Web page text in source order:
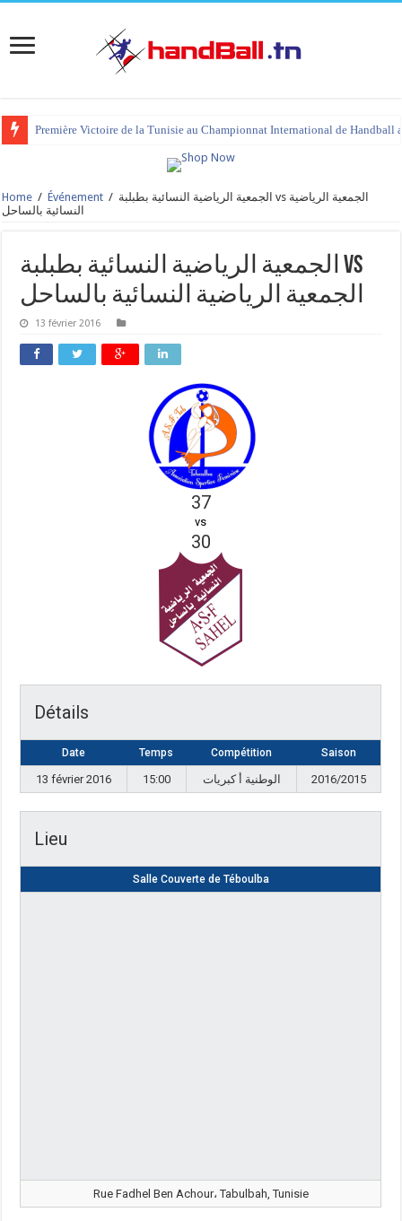
Première Victoire de la Tunisie au Championnat International de Handball
Home / Événement / الجمعية الرياضية النسائية بطبلبة vs الجمعية الرياضية
النسائية بالساحل
الجمعية الرياضية النسائية بطبلبة vs
الجمعية الرياضية النسائية بالساحل
13 février 2016
37
vs
30
Détails
Date Temps Compétition Saison
13 février 2016 15:00 الوطنية أ كبريات 2016/2015
Lieu
Salle Couverte de Téboulba
Rue Fadhel Ben Achour، Tabulbah, Tunisie